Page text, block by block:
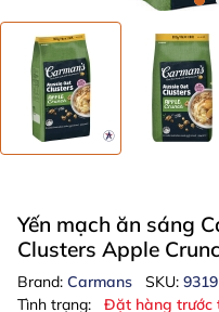
Yến mạch ăn sáng
Clusters Apple
Brand: Carmans SKU:
Tình trạng:
Đặt hàng trước